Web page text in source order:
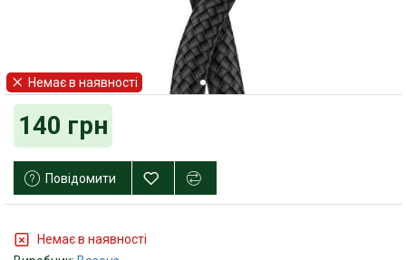
Немає в наявності
Немає в наявності
140 грн
Повідомити